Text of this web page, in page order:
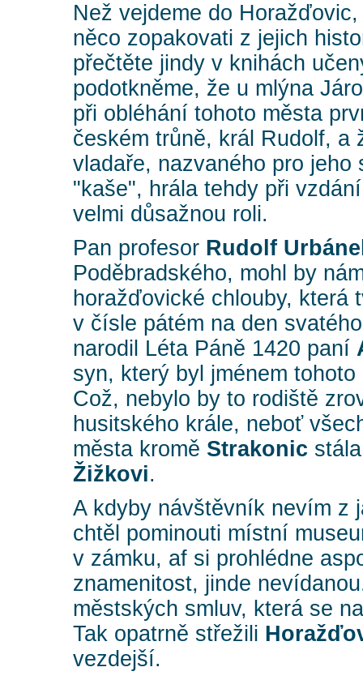
Než vejdeme do
něco zopakovati z jejich
přečtěte jindy v knihách
podotkněme, že u mlýna
při obléhání tohoto města
českém trůně, král Rudolf, a
vladaře, nazvaného pro jeho
"kaše", hrála tehdy při
velmi důsažnou roli.
Pan profesor Rudolf
Poděbradského, mohl by
horažďovické chlouby, která
v čísle pátém na den
narodil Léta Páně 1420 paní
syn, který byl jménem
Což, nebylo by to rodiště
husitského krále, neboť
města kromě Strakonic
Žižkovi.
A kdyby návštěvník nevím z
chtěl pominouti místní
v zámku, af si prohlédne
znamenitost, jinde
městských smluv, která se
Tak opatrně střežili
vezdejší.